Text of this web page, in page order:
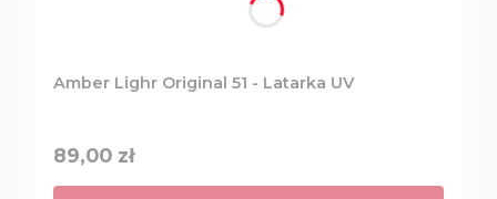
Amber Lighr Original 51 - Latarka UV
Cena
89,00 zł